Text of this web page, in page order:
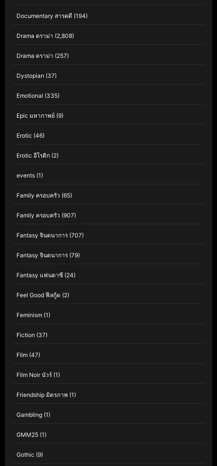
Documentary สารคดี (194)
Drama ดราม่า (2,808)
Drama ดราม่า (257)
Dystopian (37)
Emotional (335)
Epic มหากาพย์ (9)
Erotic (46)
Erotic อีโรติก (2)
events (1)
Family ครอบครัว (65)
Family ครอบครัว (907)
Fantasy จินตนาการ (707)
Fantasy จินตนาการ (79)
Fantasy แฟนตาซี (24)
Feel Good ฟีลกู้ด (2)
Feminism (1)
Fiction (37)
Film (47)
Film Noir นัวร์ (1)
Friendship มิตรภาพ (1)
Gambling (1)
GMM25 (1)
Gothic (9)